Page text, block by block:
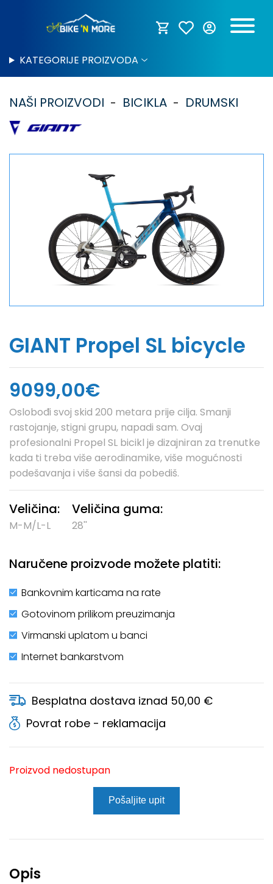
KATEGORIJE PROIZVODA
NAŠI PROIZVODI BICIKLA DRUMSKI
GIANT Propel SL bicycle
9099,00€
Oslobođi svoj skid 200 metara prije cilja. Smanji
rastojanje, stigni grupu, napadi sam. Ovaj
profesionalni Propel SL bicikl je dizajniran za trenutke
kada ti treba više aerodinamike, više mogućnosti
podešavanja i više šansi da pobediš.
Veličina:
M-M/L-L
Veličina guma:
28''
Naručene proizvode možete platiti:
Bankovnim karticama na rate
Gotovinom prilikom preuzimanja
Virmanski uplatom u banci
Internet bankarstvom
Besplatna dostava iznad 50,00 €
Povrat robe - reklamacija
Proizvod nedostupan
Pošaljite upit
Opis